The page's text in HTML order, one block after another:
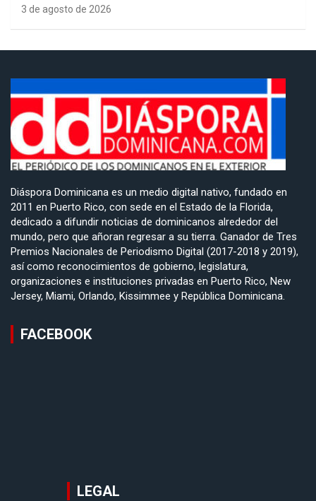
3 de agosto de 2026
Diáspora Dominicana es un medio digital nativo, fundado en
2011 en Puerto Rico, con sede en el Estado de la Florida,
dedicado a difundir noticias de dominicanos alrededor del
mundo, pero que añoran regresar a su tierra. Ganador de Tres
Premios Nacionales de Periodismo Digital (2017-2018 y 2019),
así como reconocimientos de gobierno, legislatura,
organizaciones e instituciones privadas en Puerto Rico, New
Jersey, Miami, Orlando, Kissimmee y República Dominicana.
FACEBOOK
LEGAL